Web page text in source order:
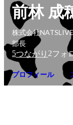
前林 成
株式会社
部長
5つながり 2フォ
プロフィール